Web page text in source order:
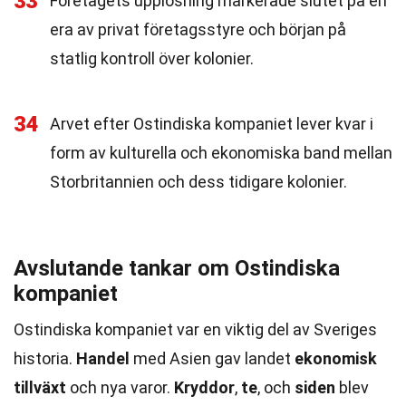
era av privat företagsstyre och början på
statlig kontroll över kolonier.
34
Arvet efter Ostindiska kompaniet lever kvar i
form av kulturella och ekonomiska band mellan
Storbritannien och dess tidigare kolonier.
Avslutande tankar om Ostindiska
kompaniet
Ostindiska kompaniet var en viktig del av Sveriges
historia. Handel med Asien gav landet ekonomisk
tillväxt och nya varor. Kryddor, te, och siden blev